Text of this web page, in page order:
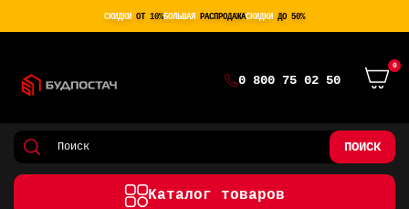
СКИДКИ ОТ 10%БОЛЬШАЯ РАСПРОДАЖАСКИДКИ ДО 50%
0 800 75 02 50
0
ПОИСК
Каталог товаров